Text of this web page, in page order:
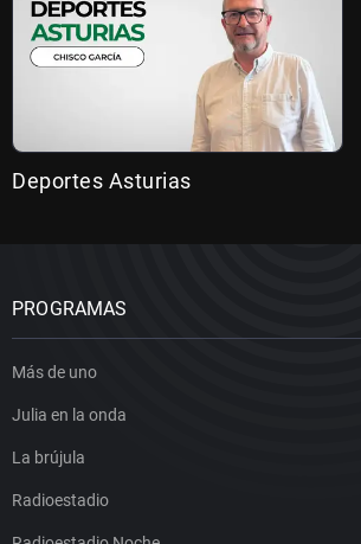
Deportes Asturias
PROGRAMAS
Más de uno
Julia en la onda
La brújula
Radioestadio